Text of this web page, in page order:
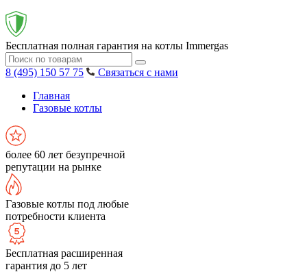
Бесплатная полная гарантия на котлы Immergas
8 (495) 150 57 75
Связаться с нами
Главная
Газовые котлы
более 60 лет безупречной
репутации на рынке
Газовые котлы под любые
потребности клиента
Бесплатная расширенная
гарантия до 5 лет